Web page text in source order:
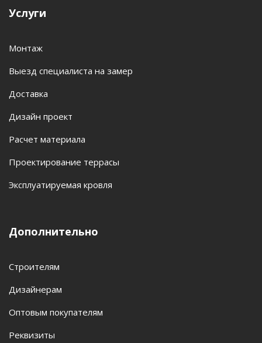
Услуги
Монтаж
Выезд специалиста на замер
Доставка
Дизайн проект
Расчет материала
Проектирование террасы
Эксплуатируемая кровля
Дополнительно
Строителям
Дизайнерам
Оптовым покупателям
Реквизиты